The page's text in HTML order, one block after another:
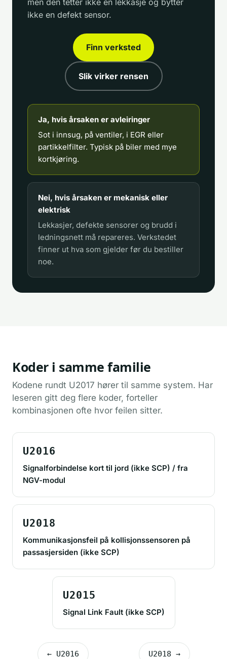
men den tetter ikke en lekkasje og bytter
ikke en defekt sensor.
Finn verksted
Slik virker rensen
Ja, hvis årsaken er avleiringer
Sot i innsug, på ventiler, i EGR eller
partikkelfilter. Typisk på biler med mye
kortkjøring.
Nei, hvis årsaken er mekanisk eller
elektrisk
Lekkasjer, defekte sensorer og brudd i
ledningsnett må repareres. Verkstedet
finner ut hva som gjelder før du bestiller
noe.
Koder i samme familie
Kodene rundt U2017 hører til samme system. Har
leseren gitt deg flere koder, forteller
kombinasjonen ofte hvor feilen sitter.
U2016
Signalforbindelse kort til jord (ikke SCP) / fra
NGV-modul
U2018
Kommunikasjonsfeil på kollisjonssensoren på
passasjersiden (ikke SCP)
U2015
Signal Link Fault (ikke SCP)
← U2016 U2018 →